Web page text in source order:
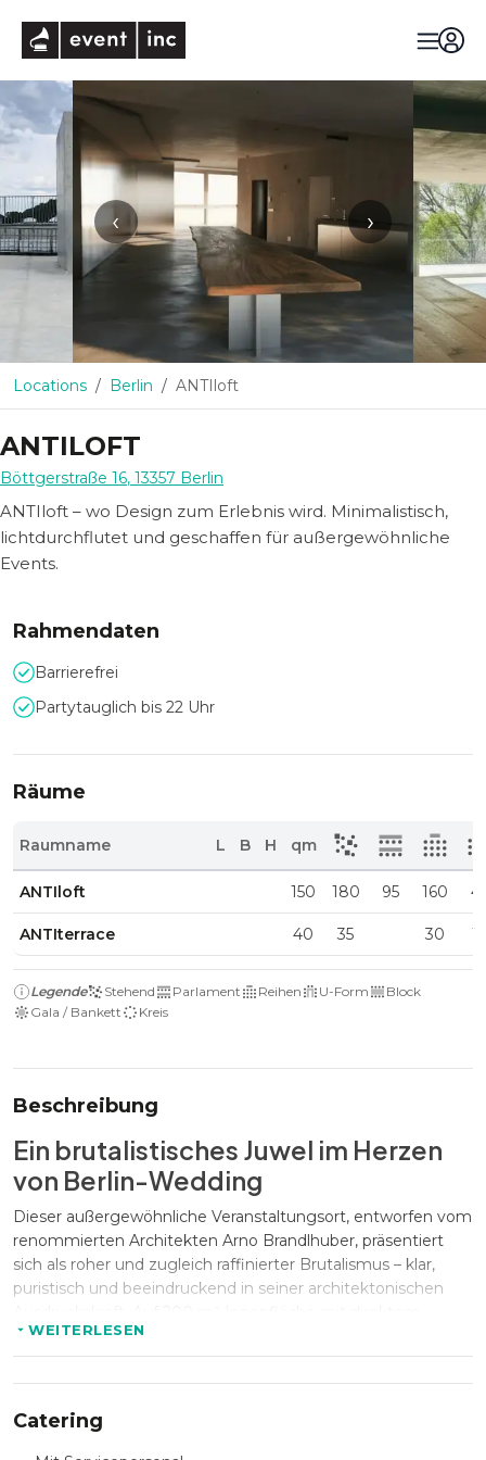
‹ ›
Locations Berlin ANTIloft
ANTILOFT
Böttgerstraße 16, 13357 Berlin
ANTIloft – wo Design zum Erlebnis wird. Minimalistisch,
lichtdurchflutet und geschaffen für außergewöhnliche
Events.
Rahmendaten
Barrierefrei
Partytauglich bis 22 Uhr
Räume
Raumname L B H qm
ANTIloft 150 180 95 160
ANTIterrace 40 35 30 12
Legende Stehend Parlament Reihen U-Form
Block
Gala / Bankett
Kreis
Beschreibung
Ein brutalistisches Juwel im Herzen
von Berlin-Wedding
Dieser außergewöhnliche Veranstaltungsort, entworfen vom
renommierten Architekten Arno Brandlhuber, präsentiert
sich als roher und zugleich raffinierter Brutalismus – klar,
puristisch und beeindruckend in seiner architektonischen
Zugang zu einer 130 m² großen Terrasse und Dachfläche
entsteht ein offener, skulpturaler Raum, der durch nur vier
Materialien definiert wird: Beton, Eichenholz, Edelstahl und
WEITERLESEN
Catering